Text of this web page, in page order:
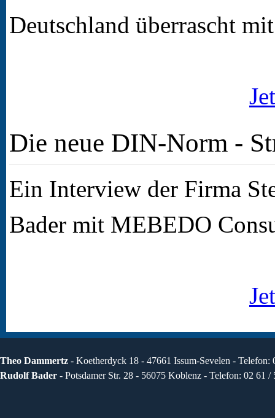
Deutschland überrascht
Die neue DIN-Norm -
Ein Interview der Firma
Bader mit MEBEDO
Theo Dammertz - Koetherdyck 18 - 47661 Issum-Sevelen -
Rudolf Bader - Potsdamer Str. 28 - 56075 Koblenz - Telefon: 02 61